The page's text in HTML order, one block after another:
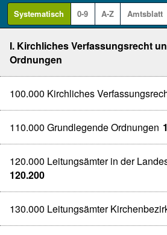
Systematisch 0-9 A-Z Amtsblatt
I. Kirchliches Verfassungsrecht
Ordnungen
100.000 Kirchliches
110.000 Grundlegende Ordnungen
120.000 Leitungsämter in der
120.200
130.000 Leitungsämter